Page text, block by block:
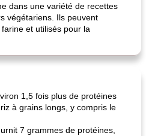
dans une variété de recettes
végétariens. Ils peuvent
et utilisés pour la
1,5 fois plus de protéines
à grains longs, y compris le
7 grammes de protéines,